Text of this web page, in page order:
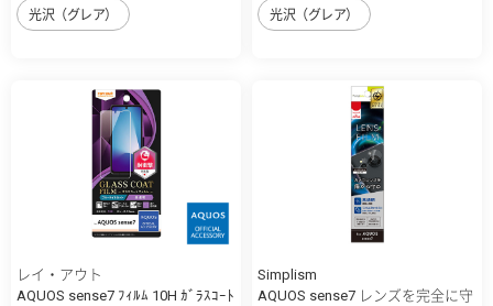
光沢（グレア） 光沢（グレア）
レイ・アウト
AQUOS sense7 ﾌｨﾙﾑ 10H ｶﾞﾗｽｺｰﾄ
Simplism
AQUOS sense7 レンズを完全に守